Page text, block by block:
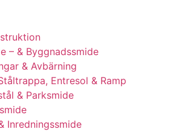
– & Byggnadssmide
& Avbärning
Entresol & Ramp
& Parksmide
Inredningssmide